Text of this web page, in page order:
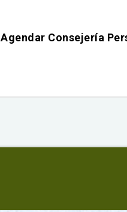
Agendar Consejería